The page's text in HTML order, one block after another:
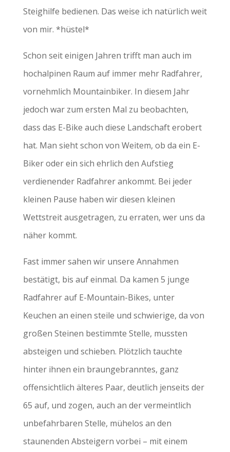
Steighilfe bedienen. Das weise ich natürlich weit
von mir. *hüstel*
Schon seit einigen Jahren trifft man auch im
hochalpinen Raum auf immer mehr Radfahrer,
vornehmlich Mountainbiker. In diesem Jahr
jedoch war zum ersten Mal zu beobachten,
dass das E-Bike auch diese Landschaft erobert
hat. Man sieht schon von Weitem, ob da ein E-
Biker oder ein sich ehrlich den Aufstieg
verdienender Radfahrer ankommt. Bei jeder
kleinen Pause haben wir diesen kleinen
Wettstreit ausgetragen, zu erraten, wer uns da
näher kommt.
Fast immer sahen wir unsere Annahmen
bestätigt, bis auf einmal. Da kamen 5 junge
Radfahrer auf E-Mountain-Bikes, unter
Keuchen an einen steile und schwierige, da von
großen Steinen bestimmte Stelle, mussten
absteigen und schieben. Plötzlich tauchte
hinter ihnen ein braungebranntes, ganz
offensichtlich älteres Paar, deutlich jenseits der
65 auf, und zogen, auch an der vermeintlich
unbefahrbaren Stelle, mühelos an den
staunenden Absteigern vorbei – mit einem